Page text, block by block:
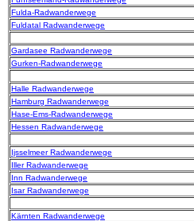
Fulda-Radwanderwege
Fuldatal Radwanderwege
Gardasee Radwanderwege
Gurken-Radwanderwege
Halle Radwanderwege
Hamburg Radwanderwege
Hase-Ems-Radwanderwege
Hessen Radwanderwege
Ijsselmeer Radwanderwege
Iller Radwanderwege
Inn Radwanderwege
Isar Radwanderwege
Kärnten Radwanderwege